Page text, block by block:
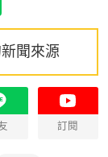
聞來源
訂閱